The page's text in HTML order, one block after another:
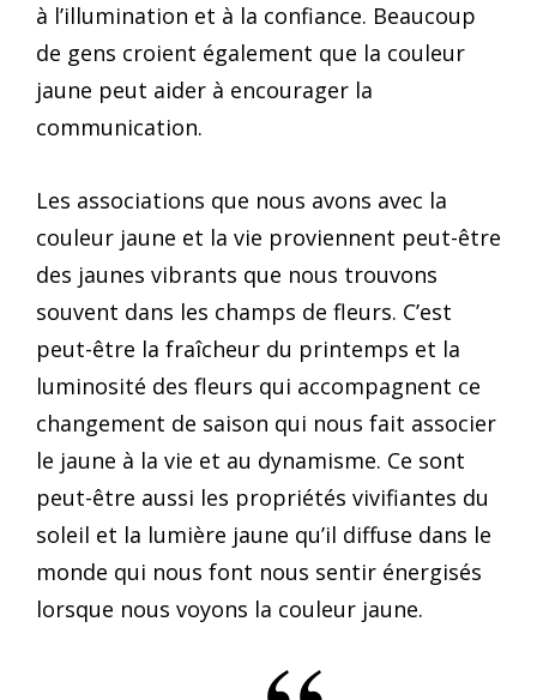
à l’illumination et à la confiance. Beaucoup
de gens croient également que la couleur
jaune peut aider à encourager la
communication.
Les associations que nous avons avec la
couleur jaune et la vie proviennent peut-être
des jaunes vibrants que nous trouvons
souvent dans les champs de fleurs. C’est
peut-être la fraîcheur du printemps et la
luminosité des fleurs qui accompagnent ce
changement de saison qui nous fait associer
le jaune à la vie et au dynamisme. Ce sont
peut-être aussi les propriétés vivifiantes du
soleil et la lumière jaune qu’il diffuse dans le
monde qui nous font nous sentir énergisés
lorsque nous voyons la couleur jaune.